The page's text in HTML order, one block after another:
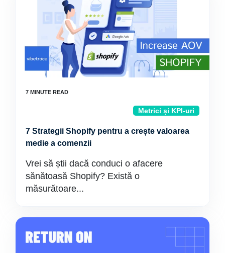
Metrici și KPI-uri
7 Strategii Shopify pentru a crește valoarea
medie a comenzii
Vrei să știi dacă conduci o afacere
sănătoasă Shopify? Există o
măsurătoare...